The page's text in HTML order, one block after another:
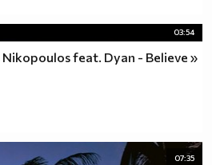
03:54
feat. Dyan - Believe »
07:35